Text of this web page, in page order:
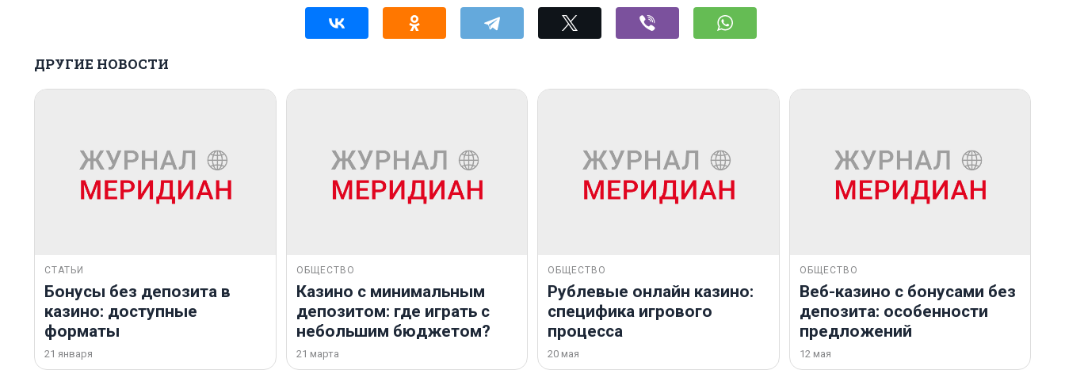
ДРУГИЕ НОВОСТИ
СТАТЬИ
Бонусы без депозита в
казино: доступные
форматы
21 января
ОБЩЕСТВО
Казино с минимальным
депозитом: где играть с
небольшим бюджетом?
21 марта
ОБЩЕСТВО
Рублевые онлайн казино:
специфика игрового
процесса
20 мая
ОБЩЕСТВО
Веб-казино с бонусами без
депозита: особенности
предложений
12 мая